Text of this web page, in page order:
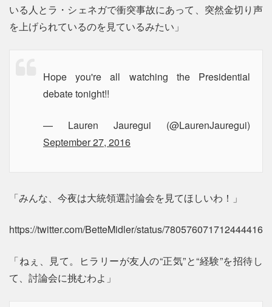
いる人とラ・シェネガで衝突事故にあって、突然金切り声
を上げられているのを見ているみたい」
Hope you're all watching the Presidential
debate tonight!!
— Lauren Jauregui (@LaurenJauregui)
September 27, 2016
「みんな、今夜は大統領選討論会を見てほしいわ！」
https://twitter.com/BetteMidler/status/780576071712444416
「ねぇ、見て。ヒラリーが友人の“正気”と“経験”を招待し
て、討論会に挑むわよ」